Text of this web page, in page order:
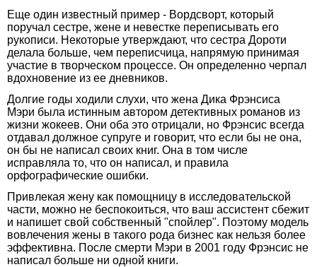
Еще один известный пример - Вордсворт, который
поручал сестре, жене и невестке переписывать его
рукописи. Некоторые утверждают, что сестра Дороти
делала больше, чем переписчица, напрямую принимая
участие в творческом процессе. Он определенно черпал
вдохновение из ее дневников.
Долгие годы ходили слухи, что жена Дика Фрэнсиса
Мэри была истинным автором детективных романов из
жизни жокеев. Они оба это отрицали, но Фрэнсис всегда
отдавал должное супруге и говорит, что если бы не она,
он бы не написал своих книг. Она в том числе
исправляла то, что он написал, и правила
орфографические ошибки.
Привлекая жену как помощницу в исследовательской
части, можно не беспокоиться, что ваш ассистент сбежит
и напишет свой собственный "спойлер". Поэтому модель
вовлечения жены в такого рода бизнес как нельзя более
эффективна. После смерти Мэри в 2001 году Фрэнсис не
написал больше ни одной книги.